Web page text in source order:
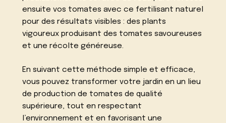
ensuite vos tomates avec ce fertilisant naturel
pour des résultats visibles : des plants
vigoureux produisant des tomates savoureuses
et une récolte généreuse.
En suivant cette méthode simple et efficace,
vous pouvez transformer votre jardin en un lieu
de production de tomates de qualité
supérieure, tout en respectant
l’environnement et en favorisant une